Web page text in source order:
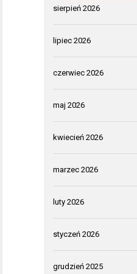
sierpień 2026
lipiec 2026
czerwiec 2026
maj 2026
kwiecień 2026
marzec 2026
luty 2026
styczeń 2026
grudzień 2025